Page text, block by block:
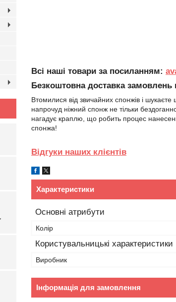
Всі наші товари за посиланням:
Безкоштовна доставка замовлень
Втомилися від звичайних спонжів і
напрочуд ніжний спонж не тільки
нагадує краплю, що робить процес
спонжа!
Відгуки наших клієнтів
Характеристики
Основні атрибути
Колір
Користувальницькі характеристики
Виробник
Інформація для замовлення